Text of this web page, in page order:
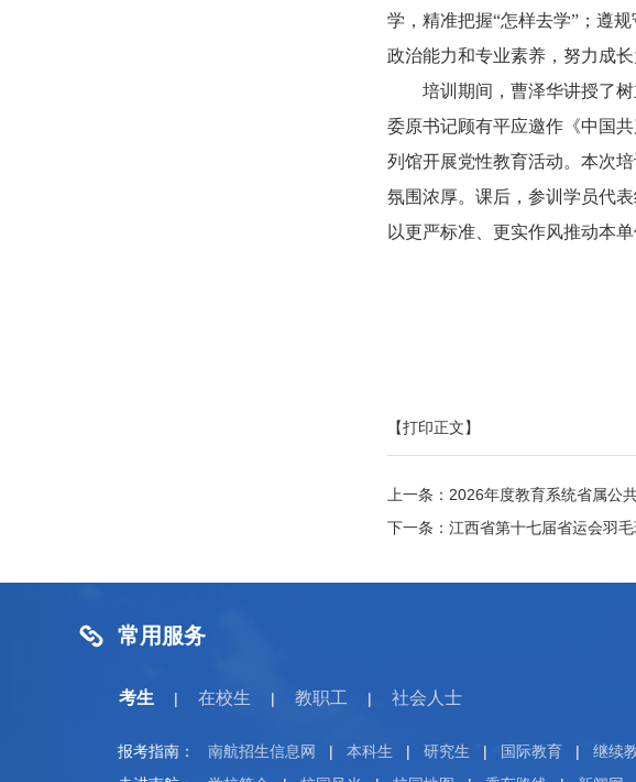
学，精准把握“怎样去学”；遵
政治能力和专业素养，努力成
培训期间，曹泽华讲授了
委原书记顾有平应邀作《中国
列馆开展党性教育活动。本次
氛围浓厚。课后，参训学员代
以更严标准、更实作风推动本
【打印正文】
上一条： 2026年度教育系统省属公
下一条： 江西省第十七届省运会羽
常用服务
考生 | 在校生 | 教职工 | 社会人士
报考指南： 南航招生信息网 | 本科生 | 研究生 | 国际教育 |
继续